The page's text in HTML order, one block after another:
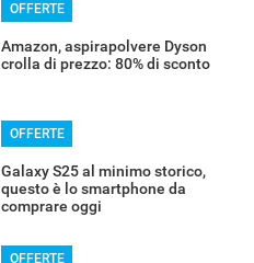
OFFERTE
Amazon, aspirapolvere Dyson
crolla di prezzo: 80% di sconto
OFFERTE
Galaxy S25 al minimo storico,
questo è lo smartphone da
comprare oggi
OFFERTE